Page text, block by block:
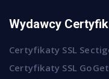
Wydawcy
Certyfikaty SSL
Certyfikaty SSL